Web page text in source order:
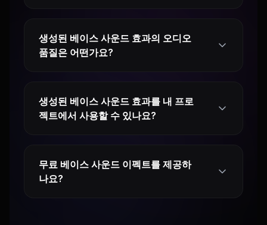
생성된 베이스 사운드 효과의 오디오
품질은 어떤가요?
생성된 베이스 사운드 효과를 내 프로
젝트에서 사용할 수 있나요?
무료 베이스 사운드 이펙트를 제공하
나요?